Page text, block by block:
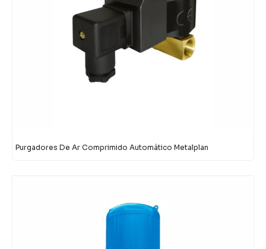
Purgadores De Ar Comprimido Automático Metalplan